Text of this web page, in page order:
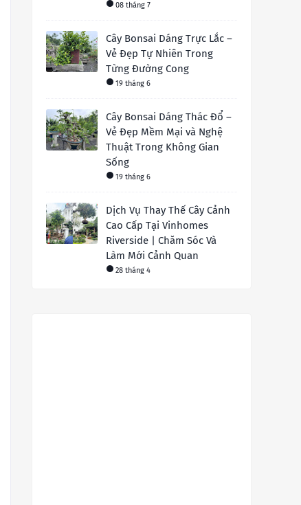
08 tháng 7
Cây Bonsai Dáng Trực Lắc –
Vẻ Đẹp Tự Nhiên Trong
Từng Đường Cong
19 tháng 6
Cây Bonsai Dáng Thác Đổ –
Vẻ Đẹp Mềm Mại và Nghệ
Thuật Trong Không Gian
Sống
19 tháng 6
Dịch Vụ Thay Thế Cây Cảnh
Cao Cấp Tại Vinhomes
Riverside | Chăm Sóc Và
Làm Mới Cảnh Quan
28 tháng 4